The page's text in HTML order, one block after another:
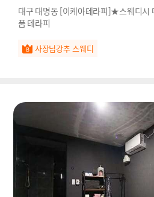
대구 대명동 [이케아테라피]★스웨디
품 테라피
사장님강추 스웨디